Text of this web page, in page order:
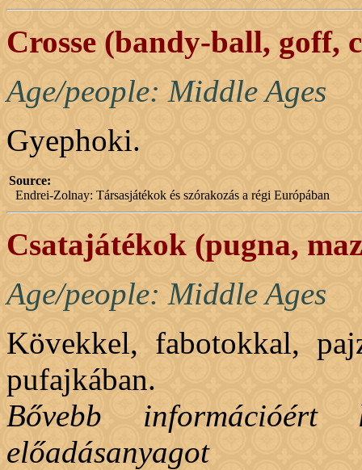
Crosse (bandy-ball, goff,
Age/people: Middle Ages
Gyephoki.
Source:
Endrei-Zolnay: Társasjátékok és szórakozás a régi Európában
Csatajátékok (pugna,
Age/people: Middle Ages
Kövekkel, fabotokkal,
pufajkában.
Bővebb
előadásanyagot